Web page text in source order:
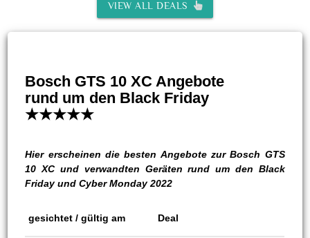
VIEW ALL DEALS
Bosch GTS 10 XC Angebote
rund um den Black Friday
★★★★★
Hier erscheinen die besten Angebote zur Bosch GTS
10 XC und verwandten Geräten rund um den Black
Friday und Cyber Monday 2022
gesichtet / gültig am Deal